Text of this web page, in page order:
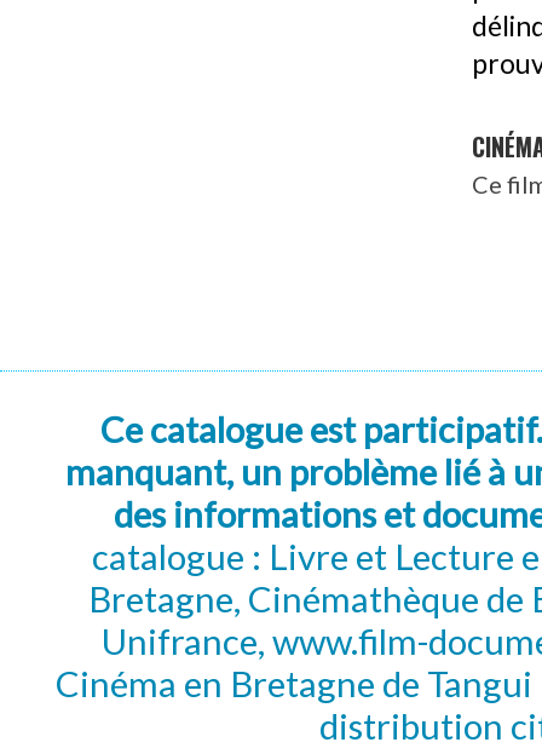
Ce
Ce catalogue est
manquant, un problème lié à
des informations et
catalogue : Livre et Lecture
Bretagne, Cinémathèque de
Unifrance, www.film-
Cinéma en Bretagne de
distribution